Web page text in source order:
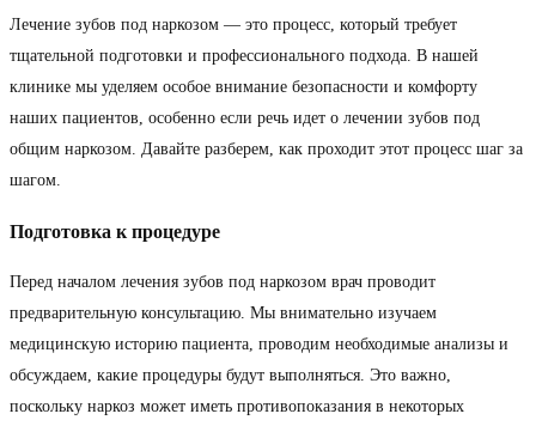
Лечение зубов под наркозом — это процесс, который требует
тщательной подготовки и профессионального подхода. В нашей
клинике мы уделяем особое внимание безопасности и комфорту
наших пациентов, особенно если речь идет о лечении зубов под
общим наркозом. Давайте разберем, как проходит этот процесс шаг за
шагом.
Подготовка к процедуре
Перед началом лечения зубов под наркозом врач проводит
предварительную консультацию. Мы внимательно изучаем
медицинскую историю пациента, проводим необходимые анализы и
обсуждаем, какие процедуры будут выполняться. Это важно,
поскольку наркоз может иметь противопоказания в некоторых